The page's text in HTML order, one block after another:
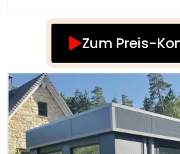
Zum Preis-